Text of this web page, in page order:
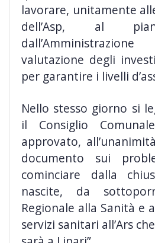
lavorare, unitamente
dell’Asp, al
valutazione degli
per garantire i livelli
Nello stesso giorno si
il Consiglio
approvato,
documento sui
cominciare dalla
nascite, da
Regionale alla Sanità e
servizi sanitari all’Ars